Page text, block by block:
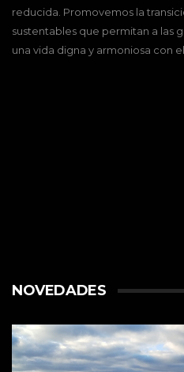
reducida. Promovemos la
sustentables que permitan a las
una vida digna y armoniosa con
NOVEDADES